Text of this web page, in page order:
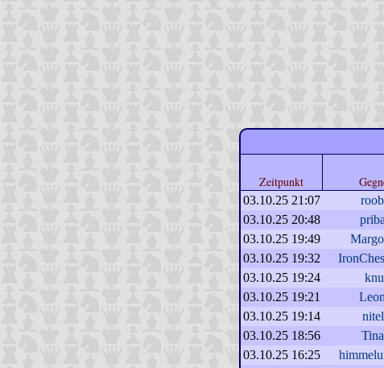
Zeitpunkt
03.10.25 21:07
03.10.25 20:48
03.10.25 19:49
03.10.25 19:32
03.10.25 19:24
03.10.25 19:21
03.10.25 19:14
03.10.25 18:56
03.10.25 16:25